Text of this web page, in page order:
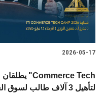
2026-05-17
Camp 2026" لتأهيل 3 آلاف طالب لسوق العمل الرقمي